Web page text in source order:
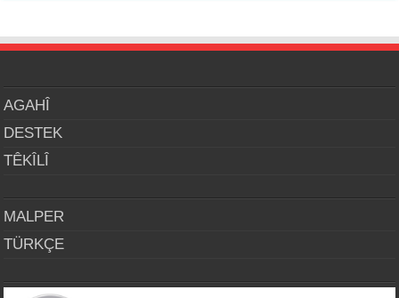
AGAHÎ
DESTEK
TÊKÎLÎ
MALPER
TÜRKÇE